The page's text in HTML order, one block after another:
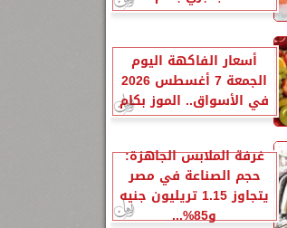
أسعار الفاكهة اليوم
الجمعة 7 أغسطس 2026
في الأسواق.. الموز بكام
غرفة الملابس الجاهزة:
حجم الصناعة في مصر
يتجاوز 1.15 تريليون جنيه
و85%...